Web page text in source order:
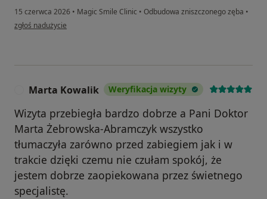
15 czerwca 2026 • Magic Smile Clinic • Odbudowa zniszczonego zęba •
w opinii użytkownika A.K.
zgłoś nadużycie
Marta Kowalik Weryfikacja wizyty
Wizyta przebiegła bardzo dobrze a Pani Doktor
Marta Żebrowska-Abramczyk wszystko
tłumaczyła zarówno przed zabiegiem jak i w
trakcie dzięki czemu nie czułam spokój, że
jestem dobrze zaopiekowana przez świetnego
specjalistę.